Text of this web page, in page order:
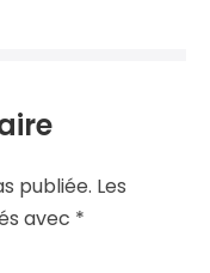
publiée. Les
avec *